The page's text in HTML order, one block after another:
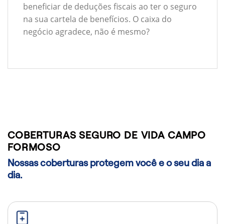
beneficiar de deduções fiscais ao ter o seguro
na sua cartela de benefícios. O caixa do
negócio agradece, não é mesmo?
COBERTURAS SEGURO DE VIDA CAMPO
FORMOSO
Nossas coberturas protegem você e o seu dia a
dia.